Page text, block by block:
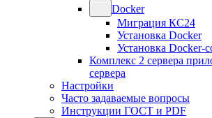
Docker
Миграция КС24
Установка Docker
Установка Docker-
Комплекс 2 сервера
сервера
Настройки
Часто задаваемые вопросы
Инструкции ГОСТ и PDF